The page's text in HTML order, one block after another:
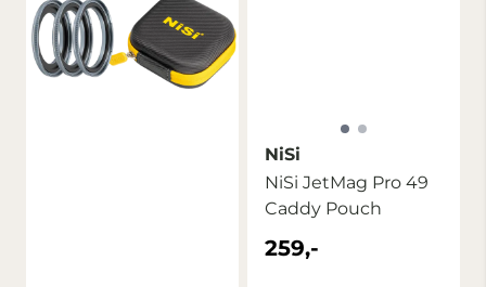
NiSi
NiSi JetMag Pro 49
Caddy Pouch
259,-